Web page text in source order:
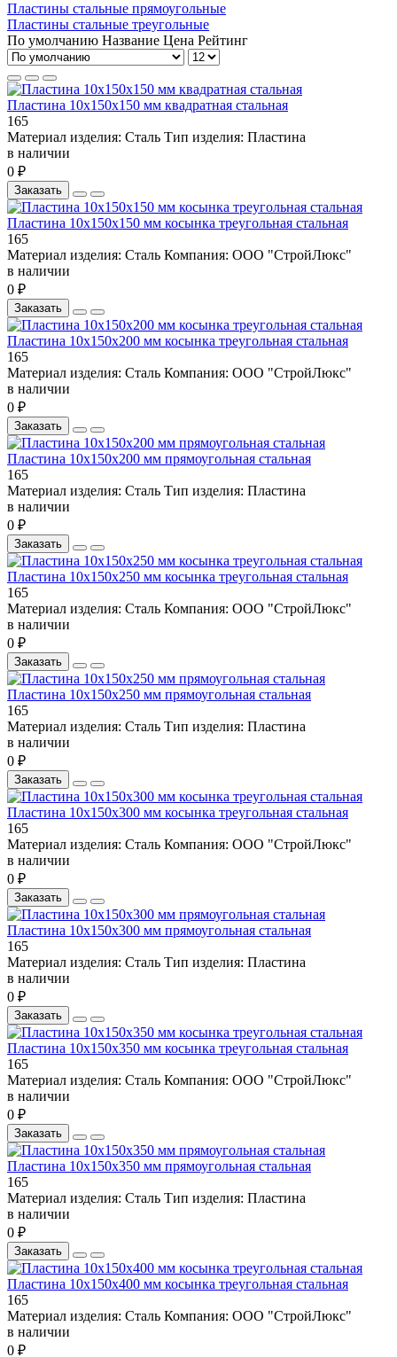
Пластины стальные прямоугольные
Пластины стальные треугольные
По умолчанию Название Цена Рейтинг
Пластина 10х150х150 мм квадратная стальная
165
Материал изделия: Сталь Тип изделия: Пластина
в наличии
0 ₽
Заказать
Пластина 10х150х150 мм косынка треугольная стальная
165
Материал изделия: Сталь Компания: ООО "СтройЛюкс"
в наличии
0 ₽
Заказать
Пластина 10х150х200 мм косынка треугольная стальная
165
Материал изделия: Сталь Компания: ООО "СтройЛюкс"
в наличии
0 ₽
Заказать
Пластина 10х150х200 мм прямоугольная стальная
165
Материал изделия: Сталь Тип изделия: Пластина
в наличии
0 ₽
Заказать
Пластина 10х150х250 мм косынка треугольная стальная
165
Материал изделия: Сталь Компания: ООО "СтройЛюкс"
в наличии
0 ₽
Заказать
Пластина 10х150х250 мм прямоугольная стальная
165
Материал изделия: Сталь Тип изделия: Пластина
в наличии
0 ₽
Заказать
Пластина 10х150х300 мм косынка треугольная стальная
165
Материал изделия: Сталь Компания: ООО "СтройЛюкс"
в наличии
0 ₽
Заказать
Пластина 10х150х300 мм прямоугольная стальная
165
Материал изделия: Сталь Тип изделия: Пластина
в наличии
0 ₽
Заказать
Пластина 10х150х350 мм косынка треугольная стальная
165
Материал изделия: Сталь Компания: ООО "СтройЛюкс"
в наличии
0 ₽
Заказать
Пластина 10х150х350 мм прямоугольная стальная
165
Материал изделия: Сталь Тип изделия: Пластина
в наличии
0 ₽
Заказать
Пластина 10х150х400 мм косынка треугольная стальная
165
Материал изделия: Сталь Компания: ООО "СтройЛюкс"
в наличии
0 ₽